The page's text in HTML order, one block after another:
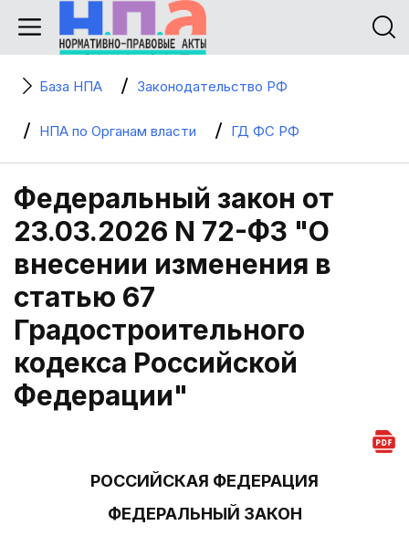
База НПА Законодательство РФ
НПА по Органам власти ГД ФС РФ
Федеральный закон от
23.03.2026 N 72-ФЗ "О
внесении изменения в
статью 67
Градостроительного
кодекса Российской
Федерации"
РОССИЙСКАЯ ФЕДЕРАЦИЯ
ФЕДЕРАЛЬНЫЙ ЗАКОН